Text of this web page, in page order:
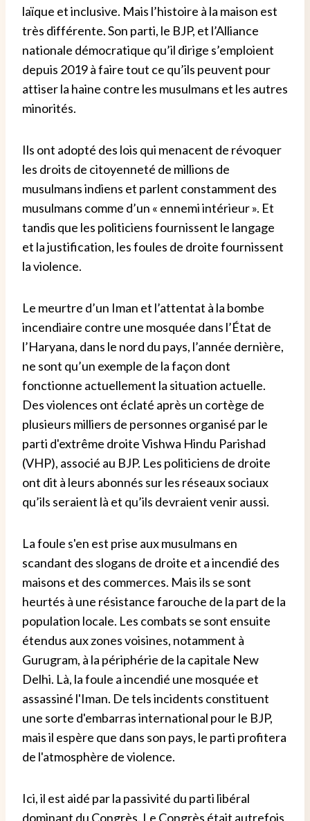
laïque et inclusive. Mais l’histoire à la maison est
très différente. Son parti, le BJP, et l’Alliance
nationale démocratique qu’il dirige s’emploient
depuis 2019 à faire tout ce qu’ils peuvent pour
attiser la haine contre les musulmans et les autres
minorités.
Ils ont adopté des lois qui menacent de révoquer
les droits de citoyenneté de millions de
musulmans indiens et parlent constamment des
musulmans comme d’un « ennemi intérieur ». Et
tandis que les politiciens fournissent le langage
et la justification, les foules de droite fournissent
la violence.
Le meurtre d’un Iman et l’attentat à la bombe
incendiaire contre une mosquée dans l’État de
l’Haryana, dans le nord du pays, l’année dernière,
ne sont qu’un exemple de la façon dont
fonctionne actuellement la situation actuelle.
Des violences ont éclaté après un cortège de
plusieurs milliers de personnes organisé par le
parti d'extrême droite Vishwa Hindu Parishad
(VHP), associé au BJP. Les politiciens de droite
ont dit à leurs abonnés sur les réseaux sociaux
qu’ils seraient là et qu’ils devraient venir aussi.
La foule s'en est prise aux musulmans en
scandant des slogans de droite et a incendié des
maisons et des commerces. Mais ils se sont
heurtés à une résistance farouche de la part de la
population locale. Les combats se sont ensuite
étendus aux zones voisines, notamment à
Gurugram, à la périphérie de la capitale New
Delhi. Là, la foule a incendié une mosquée et
assassiné l'Iman. De tels incidents constituent
une sorte d'embarras international pour le BJP,
mais il espère que dans son pays, le parti profitera
de l'atmosphère de violence.
Ici, il est aidé par la passivité du parti libéral
dominant du Congrès. Le Congrès était autrefois